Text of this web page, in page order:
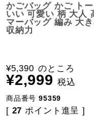
かごバッグ かご ト
いい 可愛い 柄 大人
マーバッグ 編み 大
収納力
¥5,390 のところ
¥2,999 税込
商品番号 95359
[ 27 ポイント進呈 ]